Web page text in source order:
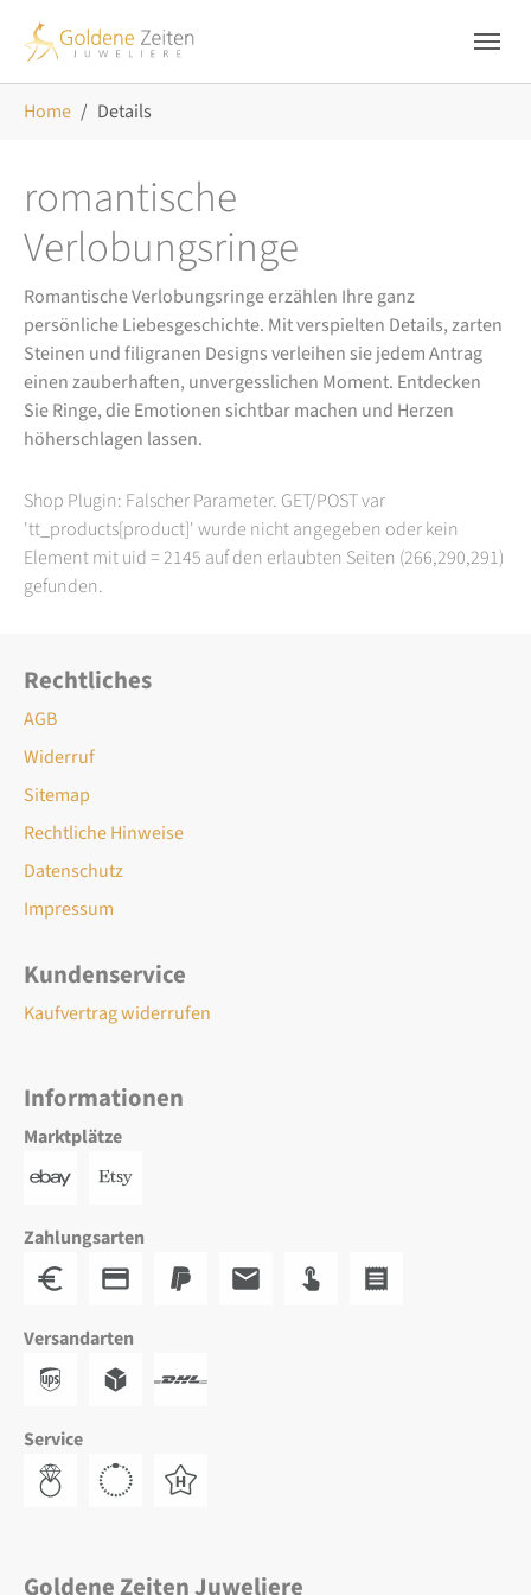
Home Details
romantische
Verlobungsringe
Romantische Verlobungsringe erzählen Ihre ganz
persönliche Liebesgeschichte. Mit verspielten Details, zarten
Steinen und filigranen Designs verleihen sie jedem Antrag
einen zauberhaften, unvergesslichen Moment. Entdecken
Sie Ringe, die Emotionen sichtbar machen und Herzen
höherschlagen lassen.
Shop Plugin: Falscher Parameter. GET/POST var
'tt_products[product]' wurde nicht angegeben oder kein
Element mit uid = 2145 auf den erlaubten Seiten (266,290,291)
gefunden.
Rechtliches
AGB
Widerruf
Sitemap
Rechtliche Hinweise
Datenschutz
Impressum
Kundenservice
Kaufvertrag widerrufen
Informationen
Marktplätze
Zahlungsarten
Versandarten
Service
Goldene Zeiten Juweliere